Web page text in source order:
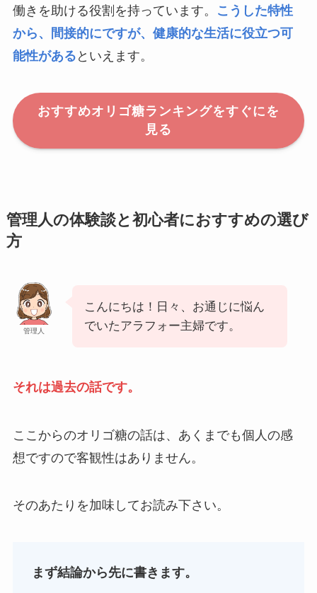
働きを助ける役割を持っています。
こうした特性
から、間接的にですが、健康的な生活に役立つ可
能性がある といえます。
おすすめオリゴ糖ランキングをすぐにを
見る
管理人の体験談と初心者におすすめの選び
方
管理人
こんにちは！日々、お通じに悩ん
でいたアラフォー主婦です。
それは過去の話です。
ここからのオリゴ糖の話は、あくまでも個人の感
想ですので客観性はありません。
そのあたりを加味してお読み下さい。
まず結論から先に書きます。